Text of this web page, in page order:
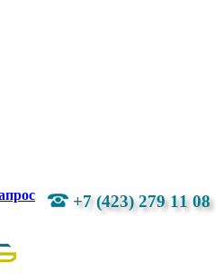
+7 (423) 279 11 08